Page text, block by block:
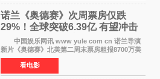
诺兰《奥德赛》次周票房仅跌
29%！全球突破6.39亿 有望冲击
13亿成诺兰最卖座电影
中国娱乐网讯 www yule com cn 诺兰导演
新片《奥德赛》北美第二周末票房粗报8700万美
元（周五至周日：2600万&rarr;3460万
&rarr;2640万），较首周1 24亿美元仅下跌29
6%，走势极为强劲，远超
看电影